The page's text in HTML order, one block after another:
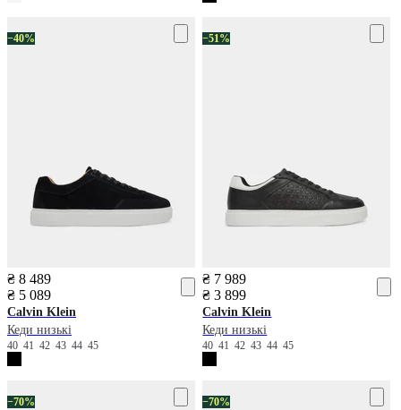
−40%
₴ 8 489
₴ 5 089
Calvin Klein
Кеди низькі
40 41 42 43 44 45
−51%
₴ 7 989
₴ 3 899
Calvin Klein
Кеди низькі
404142434445
−70% −70%